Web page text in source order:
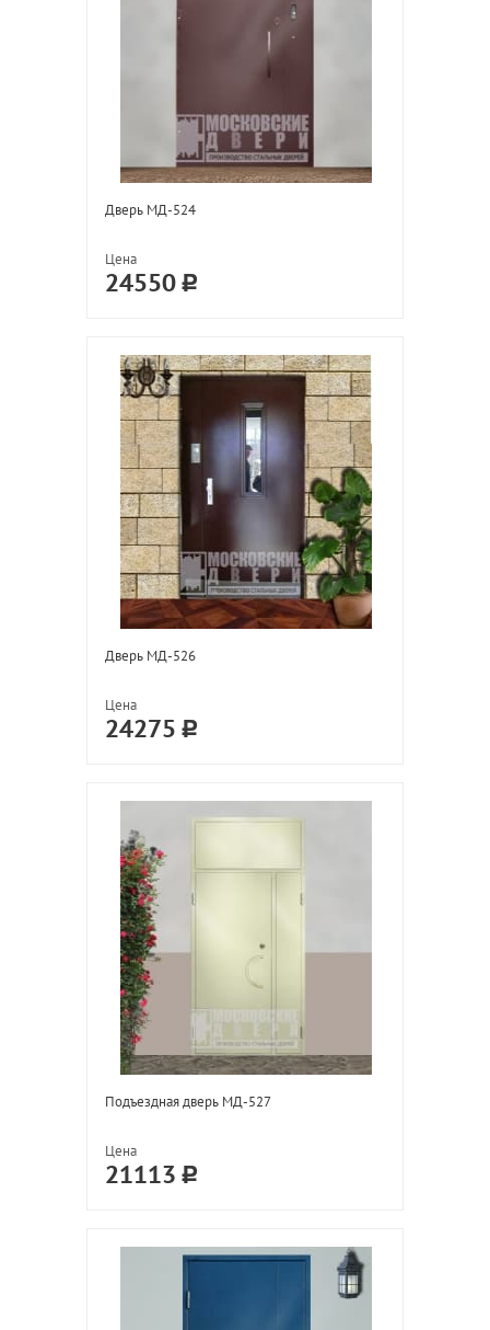
Дверь МД-524
Цена
24550
Дверь МД-526
Цена
24275
Подъездная дверь МД-527
Цена
21113